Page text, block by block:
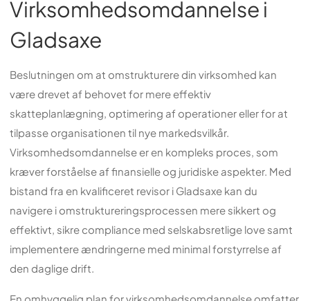
Virksomhedsomdannelse i
Gladsaxe
Beslutningen om at omstrukturere din virksomhed kan
være drevet af behovet for mere effektiv
skatteplanlægning, optimering af operationer eller for at
tilpasse organisationen til nye markedsvilkår.
Virksomhedsomdannelse er en kompleks proces, som
kræver forståelse af finansielle og juridiske aspekter. Med
bistand fra en kvalificeret revisor i Gladsaxe kan du
navigere i omstruktureringsprocessen mere sikkert og
effektivt, sikre compliance med selskabsretlige love samt
implementere ændringerne med minimal forstyrrelse af
den daglige drift.